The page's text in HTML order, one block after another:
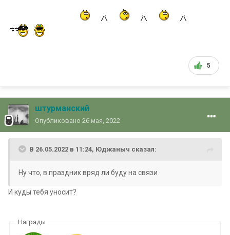
5
штурманский
Опубликовано 26 мая, 2022
В 26.05.2022 в 11:24, Юджаныч сказал:
Ну что, в праздник вряд ли буду на связи
И куды тебя уносит?
Награды